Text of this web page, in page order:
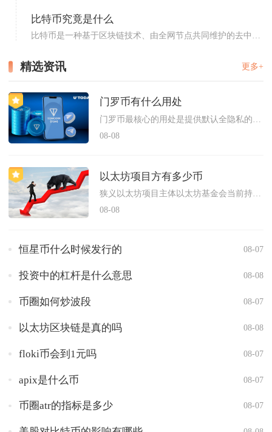
比特币究竟是什么
比特币是一种基于区块链技术、由全网节点共同维护的去中心
精选资讯 更多+
门罗币有什么用处
08-08
以太坊项目方有多少币
狭义以太坊项目主体以太坊基金会当前持有ETH总量大约在27万...
08-08
恒星币什么时候发行的 08-07
投资中的杠杆是什么意思 08-08
币圈如何炒波段 08-07
以太坊区块链是真的吗 08-08
floki币会到1元吗 08-07
apix是什么币 08-07
币圈atr的指标是多少 08-07